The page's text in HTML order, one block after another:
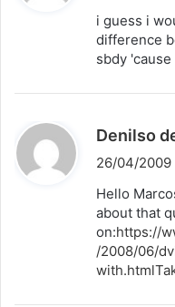
i guess i
difference
sbdy
Denilso
26/04/2009
Hello
about that
on:https://
/2008/06/